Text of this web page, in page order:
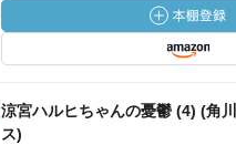
涼宮ハルヒちゃんの憂鬱 (4) (角
ス)